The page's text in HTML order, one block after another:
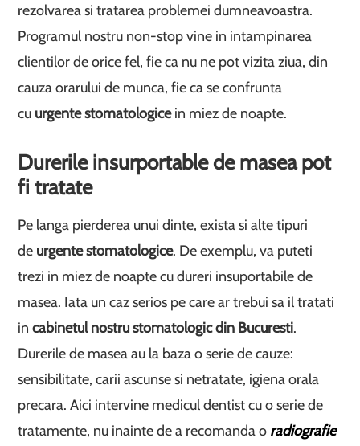
rezolvarea si tratarea problemei dumneavoastra.
Programul nostru non-stop vine in intampinarea
clientilor de orice fel, fie ca nu ne pot vizita ziua, din
cauza orarului de munca, fie ca se confrunta
cu urgente stomatologicein miez de noapte.
Durerile insurportable de masea pot
fi tratate
Pe langa pierderea unui dinte, exista si alte tipuri
de urgente stomatologice. De exemplu, va puteti
trezi in miez de noapte cu dureri insuportabile de
masea. Iata un caz serios pe care ar trebui sa il tratati
incabinetul nostru stomatologic din Bucuresti.
Durerile de masea au la baza o serie de cauze:
sensibilitate, carii ascunse si netratate, igiena orala
precara. Aici intervine medicul dentist cu o serie de
tratamente, nu inainte de a recomanda o radiografie